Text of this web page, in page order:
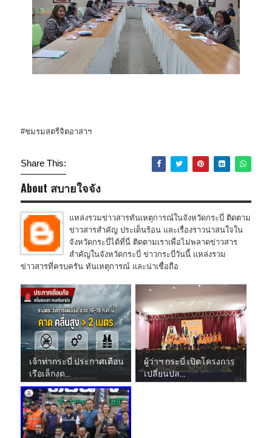
#ชมรมสตรีจิตอาสาฯ
Share This:
About สบายใจจัง
แหล่งรวมข่าวสารทันเหตุการณ์ในจังหวัดกระบี่ ติดตาม
ข่าวสารสำคัญ ประเด็นร้อน และเรื่องราวน่าสนใจใน
จังหวัดกระบี่ได้ที่นี่ ติดตามเราเพื่อไม่พลาดข่าวสาร
สำคัญในจังหวัดกระบี่ ข่าวกระบี่วันนี้ แหล่งรวม
ข่าวสารที่ครบครัน ทันเหตุการณ์ และน่าเชื่อถือ
เจ้าท่ากระบี่ ประกาศเตือน
เรือเล็กงด...
ผู้ว่าฯ กระบี่ เปิดโครงการ
เปลี่ยนปล...